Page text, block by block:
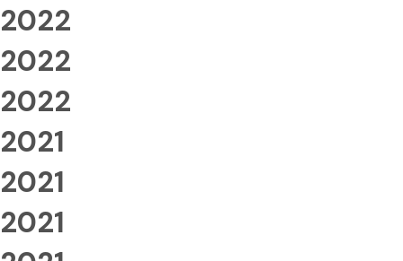
2022
2022
2022
2021
2021
2021